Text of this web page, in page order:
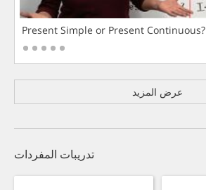
Present Simple or Present Continuous?
عرض المزيد
تدريبات المفردات